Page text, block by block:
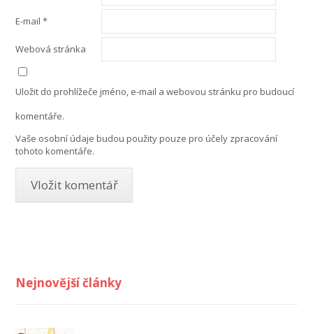
E-mail*
Webová stránka
Uložit do prohlížeče jméno, e-mail a webovou stránku pro budoucí
komentáře.
Vaše osobní údaje budou použity pouze pro účely zpracování
tohoto komentáře.
Nejnovější články